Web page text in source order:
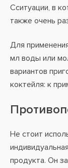
Сситуации, в
также очень
Для
мл воды или
вариантов
коктейля: к
Не стоит
продукта. Он